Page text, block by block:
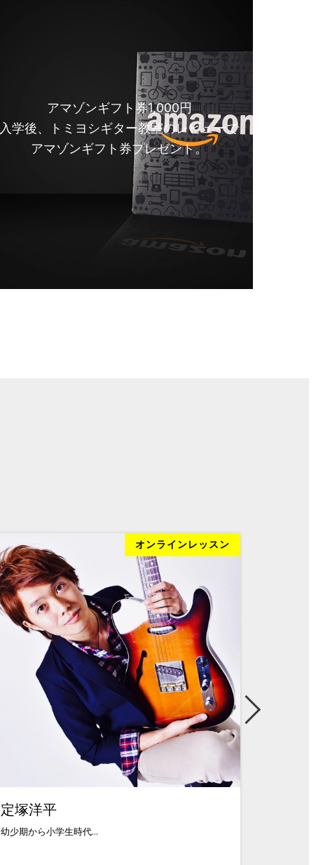
アマゾンギフト券1,000円
入学後、トミヨシギター教室のレビューで
アマゾンギフト券プレゼント。
オンラインレッスン
定塚洋平
幼少期から小学生時代...